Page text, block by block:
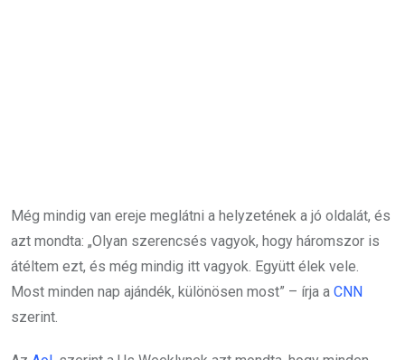
Még mindig van ereje meglátni a helyzetének a jó oldalát, és
azt mondta: „Olyan szerencsés vagyok, hogy háromszor is
átéltem ezt, és még mindig itt vagyok. Együtt élek vele.
Most minden nap ajándék, különösen most” – írja a CNN
szerint.